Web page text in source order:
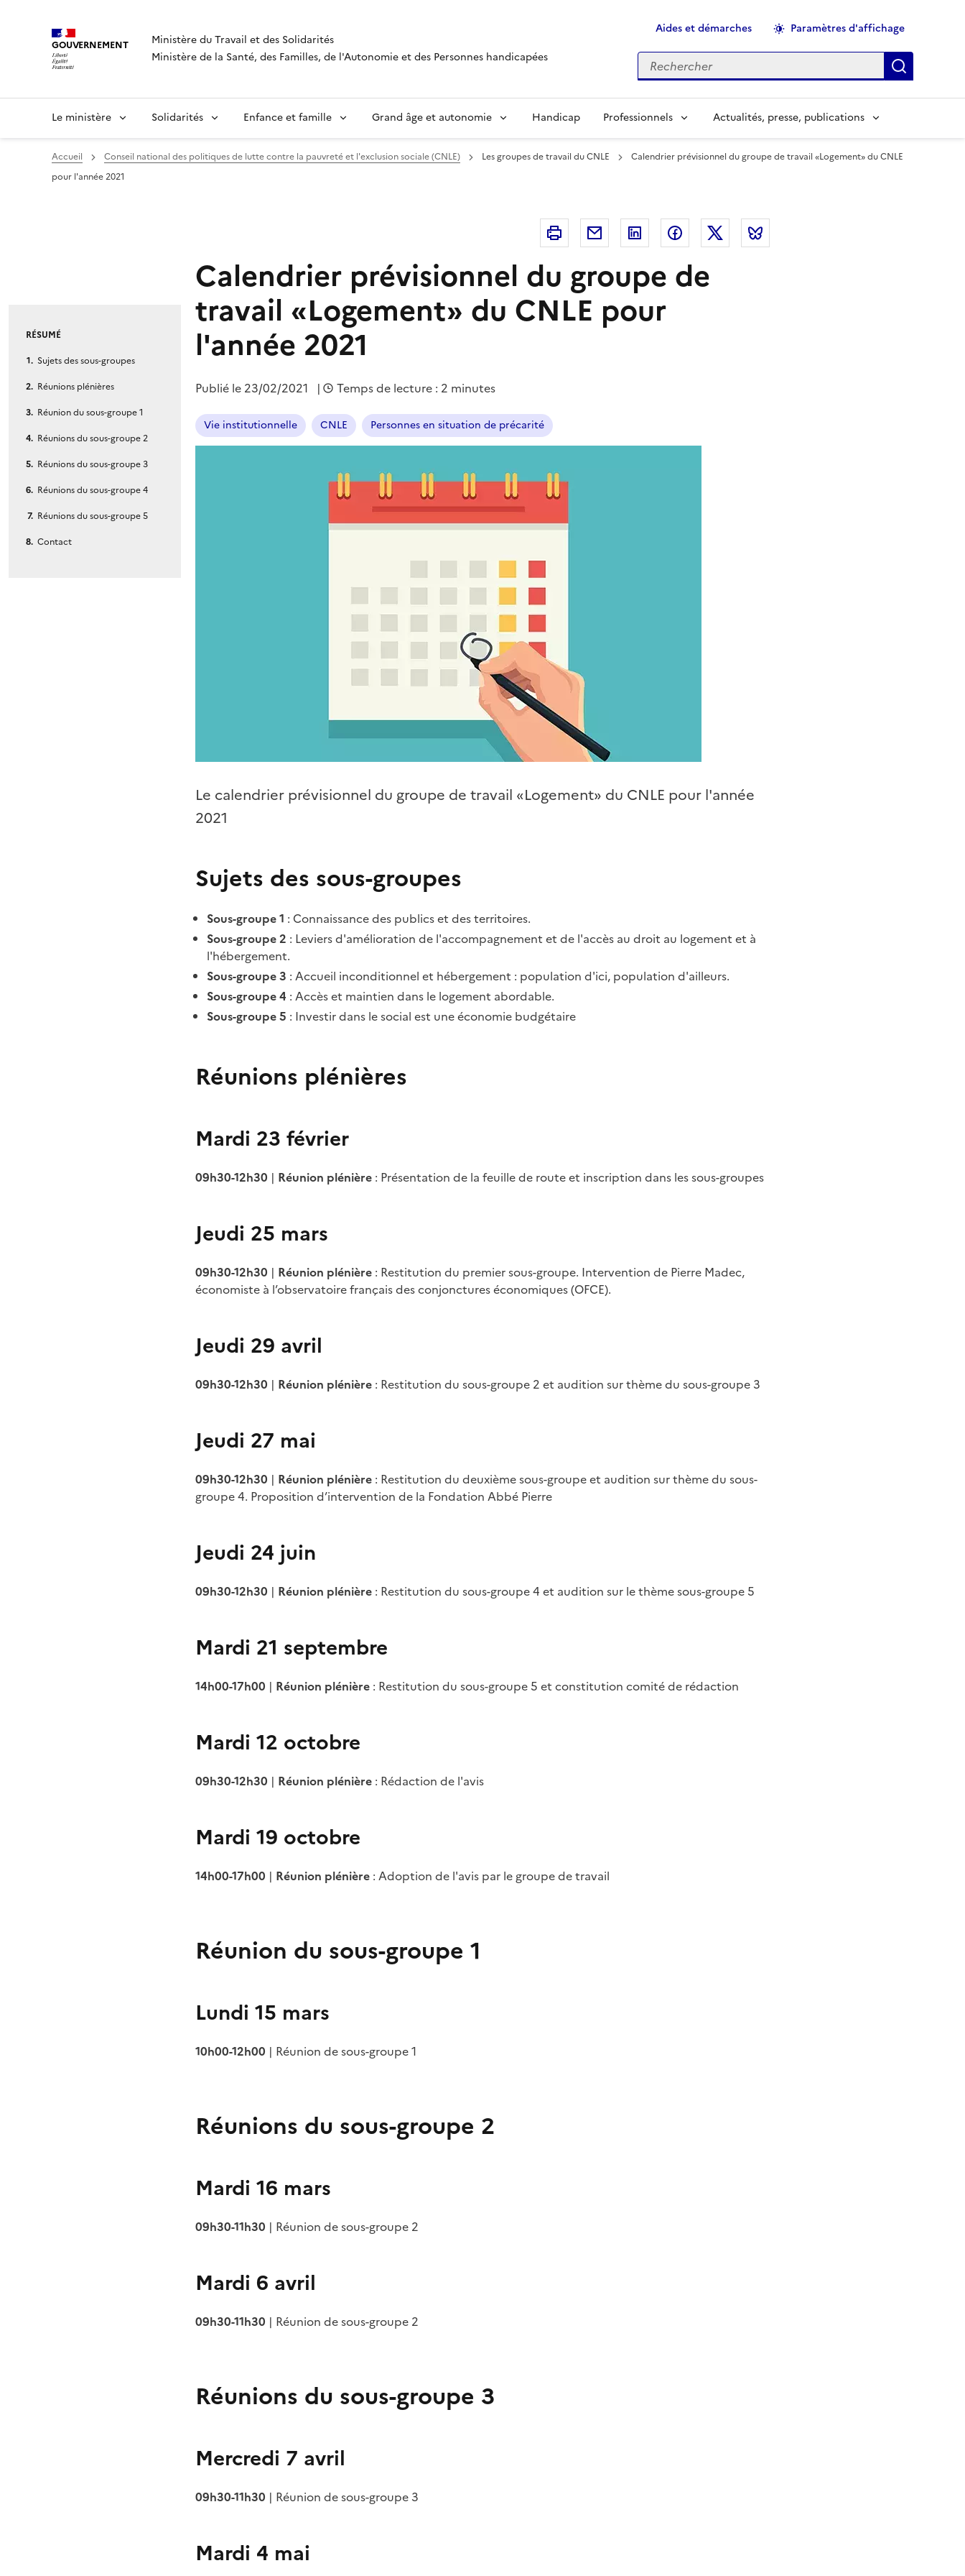
GOUVERNEMENT
Ministère du Travail et des Solidarités
Ministère de la Santé, des Familles, de l'Autonomie et des Personnes handicapées
Aides et démarches Paramètres d'affichage
Rechercher
Le ministère Solidarités Enfance et famille Grand âge et autonomie Handicap Professionnels Actualités, presse, publications
Accueil Conseil national des politiques de lutte contre la pauvreté et l'exclusion sociale (CNLE) Les groupes de travail du CNLE
Calendrier prévisionnel du groupe de travail «Logement» du CNLE
pour l'année 2021
Imprimer Courriel Linkedin FacebookTwitter
Calendrier prévisionnel du groupe de
travail «Logement» du CNLE pour
l'année 2021
Publié le 23/02/2021 | Temps de lecture : 2 minutes
Vie institutionnelle CNLE Personnes en situation de précarité
Le calendrier prévisionnel du groupe de travail «Logement» du CNLE pour l'année
2021
RÉSUMÉ
Sujets des sous-groupes
Réunions plénières
Réunion du sous-groupe 1
Réunions du sous-groupe 2
Réunions du sous-groupe 3
Réunions du sous-groupe 4
Réunions du sous-groupe 5
Contact
Sujets des sous-groupes
Sous-groupe 1 : Connaissance des publics et des territoires.
Sous-groupe 2 : Leviers d'amélioration de l'accompagnement et de l'accès au droit au logement et à
l'hébergement.
Sous-groupe 3 : Accueil inconditionnel et hébergement : population d'ici, population d'ailleurs.
Sous-groupe 4 : Accès et maintien dans le logement abordable.
Sous-groupe 5 : Investir dans le social est une économie budgétaire
Réunions plénières
Mardi 23 février
09h30-12h30 | Réunion plénière : Présentation de la feuille de route et inscription dans les sous-groupes
Jeudi 25 mars
09h30-12h30 | Réunion plénière : Restitution du premier sous-groupe. Intervention de Pierre Madec,
économiste à l’observatoire français des conjonctures économiques (OFCE).
Jeudi 29 avril
09h30-12h30 | Réunion plénière : Restitution du sous-groupe 2 et audition sur thème du sous-groupe 3
Jeudi 27 mai
09h30-12h30 | Réunion plénière : Restitution du deuxième sous-groupe et audition sur thème du sous-
groupe 4. Proposition d’intervention de la Fondation Abbé Pierre
Jeudi 24 juin
09h30-12h30 | Réunion plénière : Restitution du sous-groupe 4 et audition sur le thème sous-groupe 5
Mardi 21 septembre
14h00-17h00 | Réunion plénière : Restitution du sous-groupe 5 et constitution comité de rédaction
Mardi 12 octobre
09h30-12h30 | Réunion plénière : Rédaction de l'avis
Mardi 19 octobre
14h00-17h00 | Réunion plénière : Adoption de l'avis par le groupe de travail
Réunion du sous-groupe 1
Lundi 15 mars
10h00-12h00 | Réunion de sous-groupe 1
Réunions du sous-groupe 2
Mardi 16 mars
09h30-11h30 | Réunion de sous-groupe 2
Mardi 6 avril
09h30-11h30 | Réunion de sous-groupe 2
Réunions du sous-groupe 3
Mercredi 7 avril
09h30-11h30 | Réunion de sous-groupe 3
Mardi 4 mai